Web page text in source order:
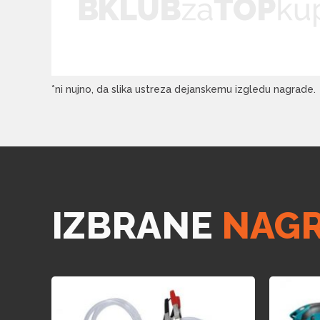
*ni nujno, da slika ustreza dejanskemu izgledu nagrade.
IZBRANE